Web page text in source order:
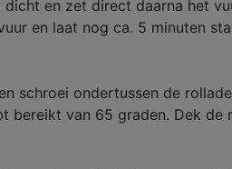
en zet direct daarna het
en laat nog ca. 5 minuten
schroei ondertussen de
bereikt van 65 graden. Dek